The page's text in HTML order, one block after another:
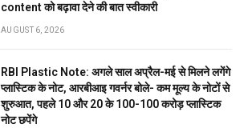
content को बढ़ावा देने की बात स्वीकारी
AUGUST 6, 2026
RBI Plastic Note: अगले साल अप्रैल-मई से मिलने लगेंगे
प्लास्टिक के नोट, आरबीआइ गवर्नर बोले- कम मूल्य के नोटों से
शुरुआत, पहले 10 और 20 के 100-100 करोड़ प्लास्टिक
नोट छपेंगे